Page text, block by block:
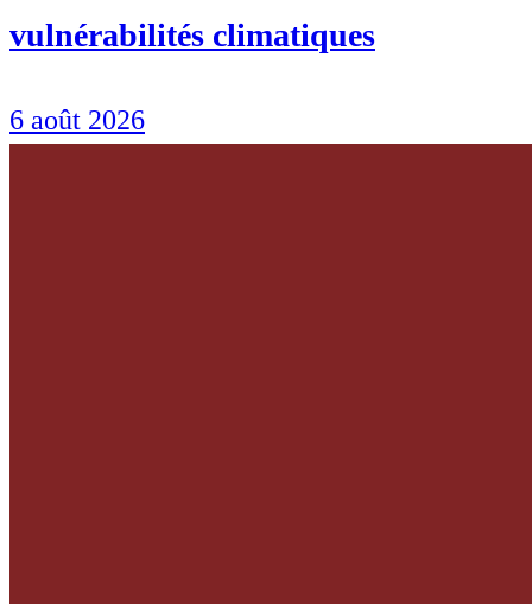
vulnérabilités climatiques
6 août 2026